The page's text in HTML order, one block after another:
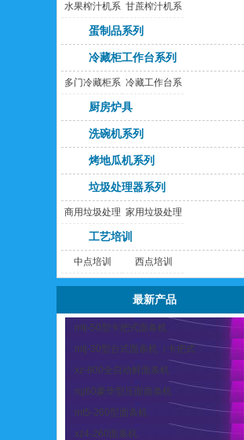
水果榨汁机系
列
甘蔗榨汁机系
蛋制品系列
冷藏柜工作台系列
多门冷藏柜系
列
冷藏工作台系
厨房炉具
洗碗机系列
烤地瓜机系列
垃圾处理器系列
商用垃圾处理
器
家用垃圾处理
工艺培训
中点培训 西点培训
最新产品
mtj-50型卡把式面条机
mtj-30型台式面条机（卡把式
xz-800全自动鲜面条机
rqj60豪华型压面面条机
mt5-260型面条机
xz4-260面条机